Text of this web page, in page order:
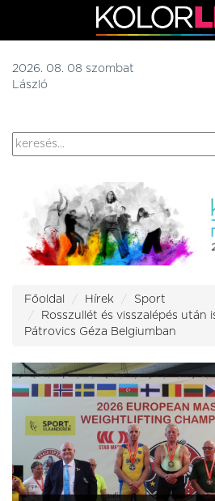
2026. 08. 08 szombat
László
Főoldal Hírek
Sport
Rosszullét és visszalépés után
Pátrovics Géza Belgiumban